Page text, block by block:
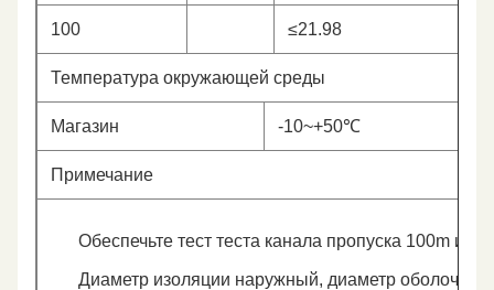
100 ≤21.98
Температура окружающей среды
Магазин -10~+50℃
Примечание
Обеспечьте тест теста канала пропуска 100m и
Диаметр изоляции наружный, диаметр оболочки